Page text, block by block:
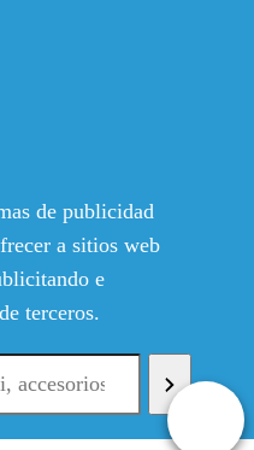
de publicidad
a sitios web
e
terceros.